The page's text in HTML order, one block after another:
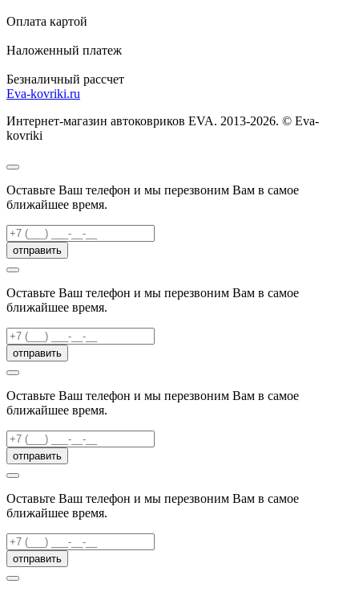
Оплата картой
Наложенный платеж
Безналичный рассчет
Eva-kovriki.ru
Интернет-магазин автоковриков EVA. 2013-2026. © Eva-
kovriki
Оставьте Ваш телефон и мы перезвоним Вам в самое
ближайшее время.
отправить
Оставьте Ваш телефон и мы перезвоним Вам в самое
ближайшее время.
отправить
Оставьте Ваш телефон и мы перезвоним Вам в самое
ближайшее время.
отправить
Оставьте Ваш телефон и мы перезвоним Вам в самое
ближайшее время.
отправить